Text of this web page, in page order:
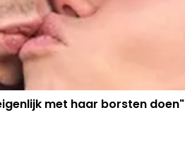
met haar borsten doen"